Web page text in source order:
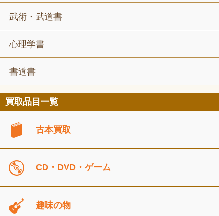
武術・武道書
心理学書
書道書
買取品目一覧
古本買取
CD・DVD・ゲーム
趣味の物